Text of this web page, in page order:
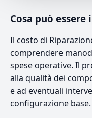
Cosa può
Il costo di
comprendere
spese operative. Il
alla qualità dei
e ad eventuali
configurazione base.